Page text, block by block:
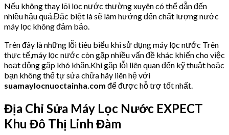
Nếu không thay lõi lọc nước thường xuyên có thể dẫn đến
nhiều hậu quả.Đặc biệt là sẽ làm hưởng đến chất lượng nước
máy lọc không đảm bảo.
Trên đây là những lỗi tiêu biểu khi sử dụng máy lọc nước Trên
thực tế,máy lọc nước còn gặp nhiều vấn đề khác khiến cho việc
hoạt động gặp khó khăn.Khi gặp lỗi liên quan đến kỹ thuật hoặc
bạn không thể tự sửa chữa hãy liên hệ với
suamaylocnuoctainha.com để được hỗ trợ tốt nhất.
Địa Chỉ Sửa Máy Lọc Nước EXPECT
Khu Đô Thị Linh Đàm